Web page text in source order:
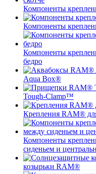
Компоненты
Компоненты
Компоненты
бедро
Aqua Box®
Tough-Clamp™
Крепления RAM®
Компоненты
сиденьем и
козырьки RAM®